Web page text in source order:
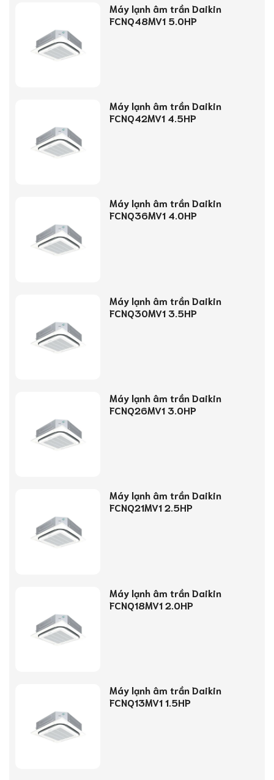
Máy lạnh âm trần Daikin
FCNQ48MV1 5.0HP
Máy lạnh âm trần Daikin
FCNQ42MV1 4.5HP
Máy lạnh âm trần Daikin
FCNQ36MV1 4.0HP
Máy lạnh âm trần Daikin
FCNQ30MV1 3.5HP
Máy lạnh âm trần Daikin
FCNQ26MV1 3.0HP
Máy lạnh âm trần Daikin
FCNQ21MV1 2.5HP
Máy lạnh âm trần Daikin
FCNQ18MV1 2.0HP
Máy lạnh âm trần Daikin
FCNQ13MV1 1.5HP